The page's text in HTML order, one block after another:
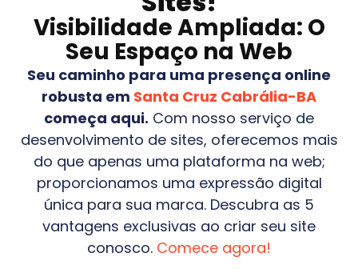
Visibilidade Ampliada: O
Seu Espaço na Web
Seu caminho para uma presença online
robusta em Santa Cruz Cabrália-BA
começa aqui. Com nosso serviço de
desenvolvimento de sites, oferecemos mais
do que apenas uma plataforma na web;
proporcionamos uma expressão digital
única para sua marca. Descubra as 5
vantagens exclusivas ao criar seu site
conosco. Comece agora!